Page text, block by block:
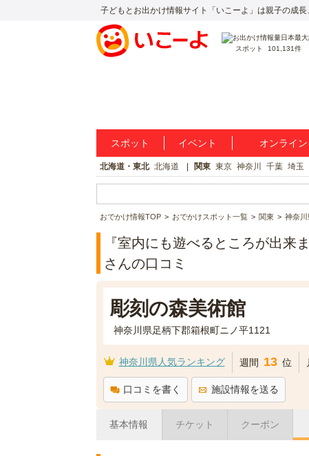
子どもとお出かけ情報サイト「いこーよ」は親子の成長
スポット 101,131件
スポット イベント オンライ
北海道・東北 北海道 関東 東京 神奈川 千葉 埼玉
おでかけ情報TOP おでかけスポット一覧 関東 神奈川
『室内にも遊べるところが出
さんの口コミ
彫刻の森美術館
神奈川県足柄下郡箱根町ニノ平1121
神奈川県人気ランキング 週間 13 位
口コミを書く 施設情報を送る
基本情報 チケット クーポン